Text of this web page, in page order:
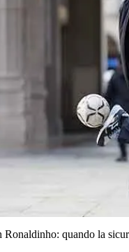
Ronaldinho: quando la